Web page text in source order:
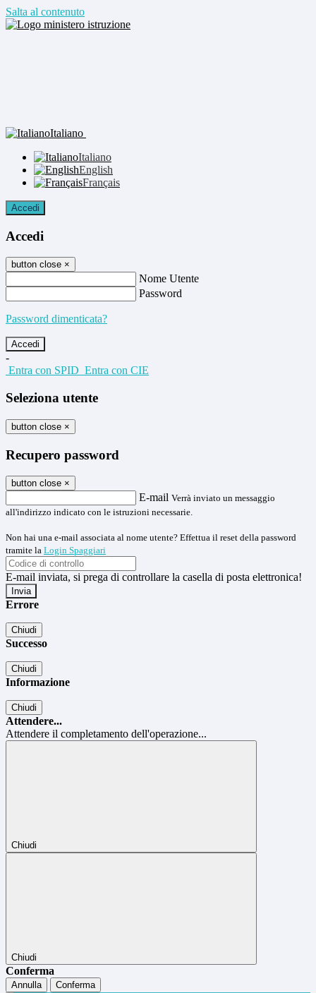
Salta al contenuto
Italiano
Italiano
English
Français
Accedi
Accedi
button close ×
Nome Utente
Password
Password dimenticata?
-
Entra con SPID Entra con CIE
Seleziona utente
button close ×
Recupero password
button close ×
E-mail Verrà inviato un messaggio
all'indirizzo indicato con le istruzioni necessarie.
Non hai una e-mail associata al nome utente? Effettua il reset della password
tramite la Login Spaggiari
E-mail inviata, si prega di controllare la casella di posta elettronica!
Errore
Chiudi
Successo
Chiudi
Informazione
Chiudi
Attendere...
Attendere il completamento dell'operazione...
Chiudi
Chiudi
Conferma
Annulla
Conferma